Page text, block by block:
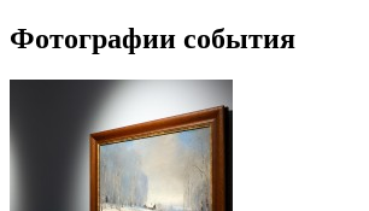
Фотографии события